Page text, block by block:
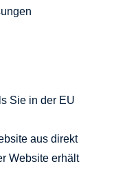
Sie in der EU
aus direkt
Website erhält